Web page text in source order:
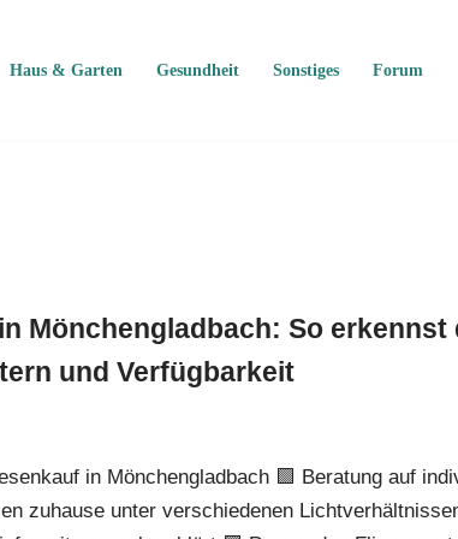
Haus & Garten Gesundheit Sonstiges Forum
Mönchengladbach: So erkennst
und Verfügbarkeit
in Mönchengladbach 🟩 Beratung auf
zuhause unter verschiedenen